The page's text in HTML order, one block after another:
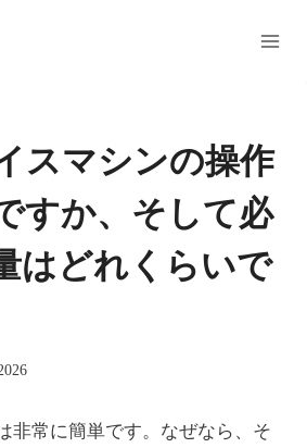
スマシンの操作
すか、そして必
はどれくらいで
非常に簡単です。なぜなら、そ